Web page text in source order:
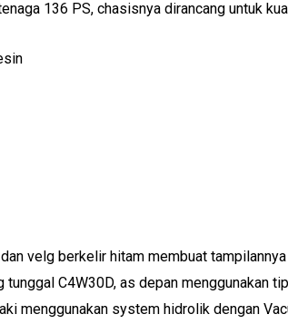
136 PS, chasisnya dirancang untuk
velg berkelir hitam membuat
C4W30D, as depan menggunakan
menggunakan system hidrolik dengan